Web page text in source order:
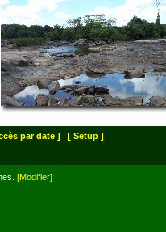
par date ] [ Setup ]
[Modifier]